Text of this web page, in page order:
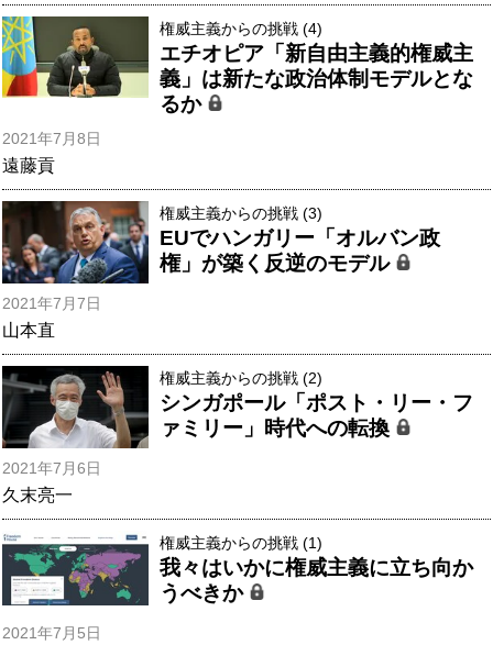
権威主義からの挑戦 (4)
エチオピア「新自由主義的権威主
義」は新たな政治体制モデルとな
るか
2021年7月8日
遠藤貢
権威主義からの挑戦 (3)
EUでハンガリー「オルバン政
権」が築く反逆のモデル
2021年7月7日
山本直
権威主義からの挑戦 (2)
シンガポール「ポスト・リー・フ
ァミリー」時代への転換
2021年7月6日
久末亮一
権威主義からの挑戦 (1)
我々はいかに権威主義に立ち向か
うべきか
2021年7月5日